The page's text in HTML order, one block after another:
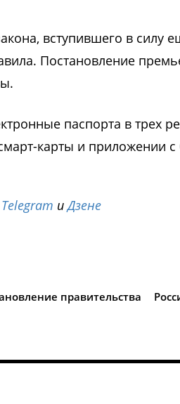
вступившего в силу
Постановление
паспорта в трех
карты и приложении с
Telegram иДзене
правительства